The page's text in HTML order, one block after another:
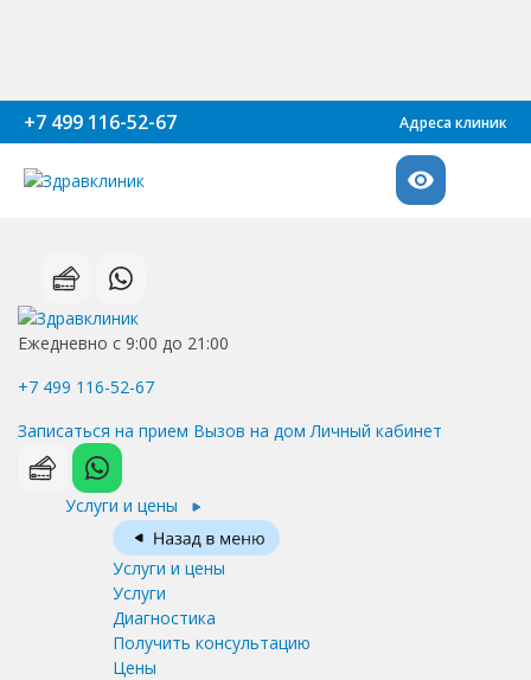
+7 499 116-52-67 Адреса клиник
Ежедневно с 9:00 до 21:00
+7 499 116-52-67
Записаться на прием Вызов на дом Личный кабинет
Услуги и цены
Услуги и цены
Услуги
Диагностика
Получить консультацию
Цены